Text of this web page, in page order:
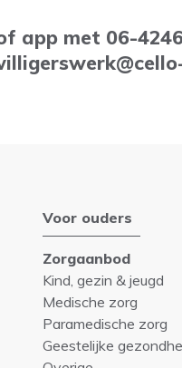
app met 06-
Voor ouders
Zorgaanbod
Kind, gezin & jeugd
Medische zorg
Paramedische zorg
Geestelijke